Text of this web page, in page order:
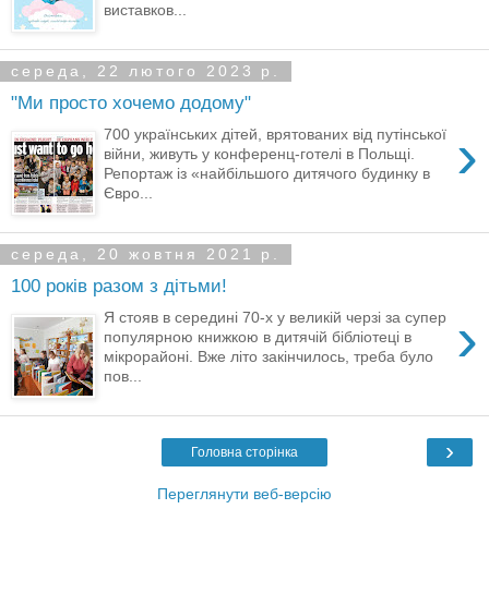
виставков...
середа, 22 лютого 2023 р.
"Ми просто хочемо додому"
›
700 українських дітей, врятованих від путінської
війни, живуть у конференц-готелі в Польщі.
Репортаж із «найбільшого дитячого будинку в
Євро...
середа, 20 жовтня 2021 р.
100 років разом з дітьми!
›
Я стояв в середині 70-х у великій черзі за супер
популярною книжкою в дитячій бібліотеці в
мікрорайоні. Вже літо закінчилось, треба було
пов...
›
Головна сторінка
Переглянути веб-версію